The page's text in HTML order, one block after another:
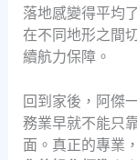
落地感變得平均
在不同地形之間
續航力保障。
回到家後，阿傑
務業早就不能只
面。真正的專業